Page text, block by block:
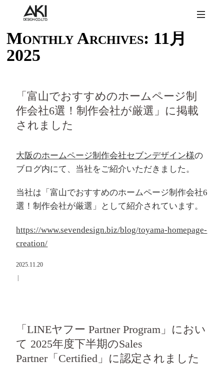
Monthly Archives: 11月
2025
「富山でおすすめのホームページ制
作会社6選！制作会社が厳選」に掲載
されました
大阪のホームページ制作会社セブンデザイン様の
ブログ内にて、当社をご紹介いただきました。
当社は「富山でおすすめのホームページ制作会社6
選！制作会社が厳選」として紹介されています。
https://www.sevendesign.biz/blog/toyama-homepage-
creation/
2025.11.20
「LINEヤフー Partner Program」におい
て 2025年度下半期のSales
Partner「Certified」に認定されました